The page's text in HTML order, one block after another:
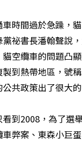
時間過於急躁，
祕書長潘翰聲說
空纜車的問題凸
到熱帶地區，號
共政策出了很大的
到2008，為了選
弊案、東森小巨